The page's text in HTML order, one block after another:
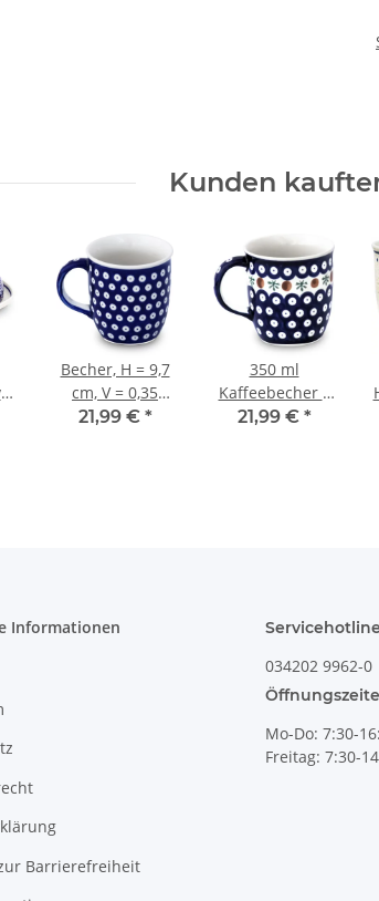
Kunden
Becher, H = 9,7
cm, V = 0,35
Liter, Ø9,3 cm,
21,99 € *
350 ml
Kaffeebecher –
bauchiger
21,99 € *
Informationen
Barrierefreiheit
Servicehotline
034202 9962-0
Mo-Do: 7:30-
Freitag: 7:30-